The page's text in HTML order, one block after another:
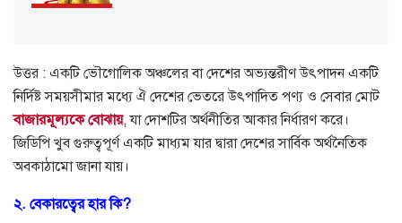
উত্তর : একটি ভৌগোলিক অঞ্চলের বা দেশের অভ্যন্তরীণ উৎপাদন একটি
নির্দিষ্ট সময়সীমার মধ্যে ঐ দেশের ভেতরে উৎপাদিত পণ্য ও সেবার মোট
বাজারমূল্যকে বোঝায়, যা দোশটির অর্থনীতির আকার নির্ধারণ করে।
জিডিপি খুব গুরুত্বপূর্ণ একটি মাধ্যম যার দ্বারা দেশের সার্বিক অর্থনৈতিক
অবকাঠামো জানা যায়।
২. বেকারত্বের হার কি?